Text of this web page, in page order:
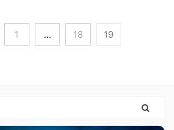
1 … 18 19